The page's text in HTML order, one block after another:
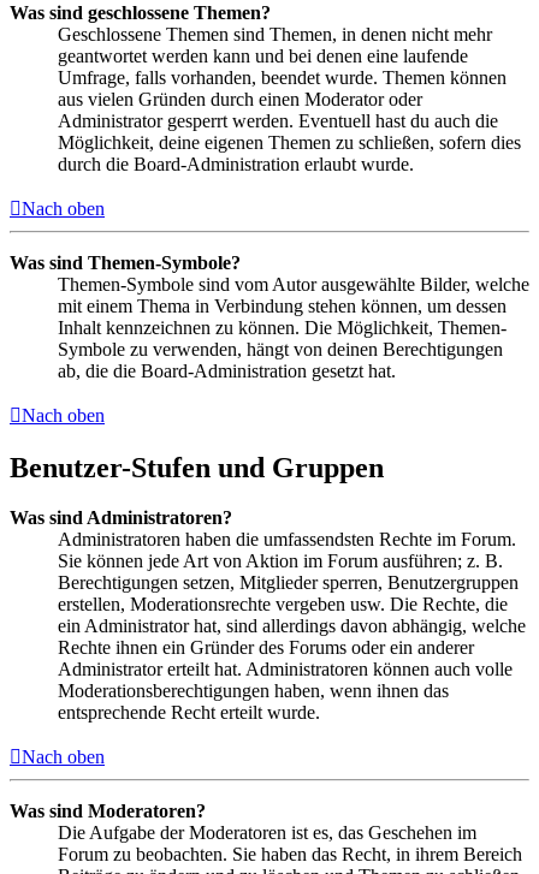
Was sind geschlossene Themen?
Geschlossene Themen sind Themen, in denen nicht mehr
geantwortet werden kann und bei denen eine laufende
Umfrage, falls vorhanden, beendet wurde. Themen können
aus vielen Gründen durch einen Moderator oder
Administrator gesperrt werden. Eventuell hast du auch die
Möglichkeit, deine eigenen Themen zu schließen, sofern dies
durch die Board-Administration erlaubt wurde.
Nach oben
Was sind Themen-Symbole?
Themen-Symbole sind vom Autor ausgewählte Bilder, welche
mit einem Thema in Verbindung stehen können, um dessen
Inhalt kennzeichnen zu können. Die Möglichkeit, Themen-
Symbole zu verwenden, hängt von deinen Berechtigungen
ab, die die Board-Administration gesetzt hat.
Nach oben
Benutzer-Stufen und Gruppen
Was sind Administratoren?
Administratoren haben die umfassendsten Rechte im Forum.
Sie können jede Art von Aktion im Forum ausführen; z. B.
Berechtigungen setzen, Mitglieder sperren, Benutzergruppen
erstellen, Moderationsrechte vergeben usw. Die Rechte, die
ein Administrator hat, sind allerdings davon abhängig, welche
Rechte ihnen ein Gründer des Forums oder ein anderer
Administrator erteilt hat. Administratoren können auch volle
Moderationsberechtigungen haben, wenn ihnen das
entsprechende Recht erteilt wurde.
Nach oben
Was sind Moderatoren?
Die Aufgabe der Moderatoren ist es, das Geschehen im
Forum zu beobachten. Sie haben das Recht, in ihrem Bereich